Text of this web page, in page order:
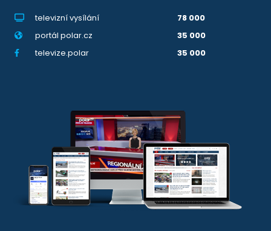
televizní vysílání
78 000
portál polar.cz
35 000
televize.polar
35 000